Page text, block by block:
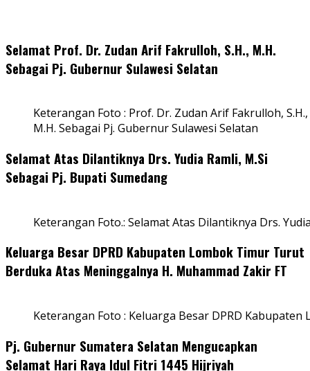
Selamat Prof. Dr. Zudan Arif Fakrulloh, S.H., M.H.
Sebagai Pj. Gubernur Sulawesi Selatan
Keterangan Foto : Prof. Dr. Zudan Arif Fakrulloh, S.H.,
M.H. Sebagai Pj. Gubernur Sulawesi Selatan
Selamat Atas Dilantiknya Drs. Yudia Ramli, M.Si
Sebagai Pj. Bupati Sumedang
Keterangan Foto.: Selamat Atas Dilantiknya Drs.
Keluarga Besar DPRD Kabupaten Lombok Timur Turut
Berduka Atas Meninggalnya H. Muhammad Zakir FT
Keterangan Foto : Keluarga Besar DPRD
Pj. Gubernur Sumatera Selatan Mengucapkan
Selamat Hari Raya Idul Fitri 1445 Hijriyah